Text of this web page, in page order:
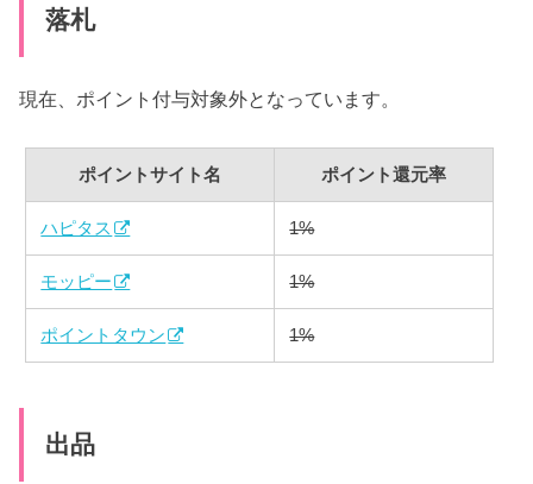
落札
現在、ポイント付与対象外となっています。
ポイントサイト名 ポイント還元率
ハピタス 1%
モッピー 1%
ポイントタウン 1%
出品